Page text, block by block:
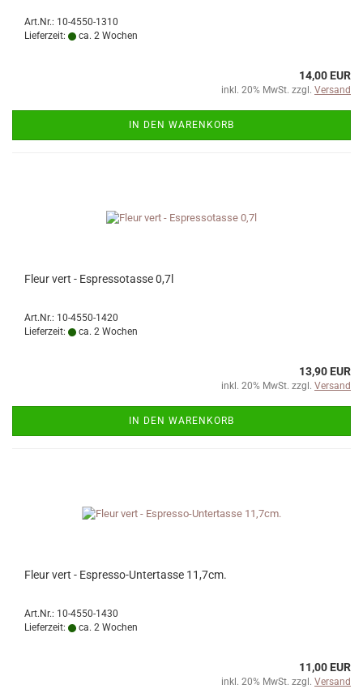
Art.Nr.: 10-4550-1310
Lieferzeit:
ca. 2 Wochen
14,00 EUR
inkl. 20% MwSt. zzgl. Versand
IN DEN WARENKORB
Fleur vert - Espressotasse 0,7l
Art.Nr.: 10-4550-1420
Lieferzeit:
ca. 2 Wochen
13,90 EUR
inkl. 20% MwSt. zzgl. Versand
IN DEN WARENKORB
Fleur vert - Espresso-Untertasse 11,7cm.
Art.Nr.: 10-4550-1430
Lieferzeit:
ca. 2 Wochen
11,00 EUR
inkl. 20% MwSt. zzgl. Versand